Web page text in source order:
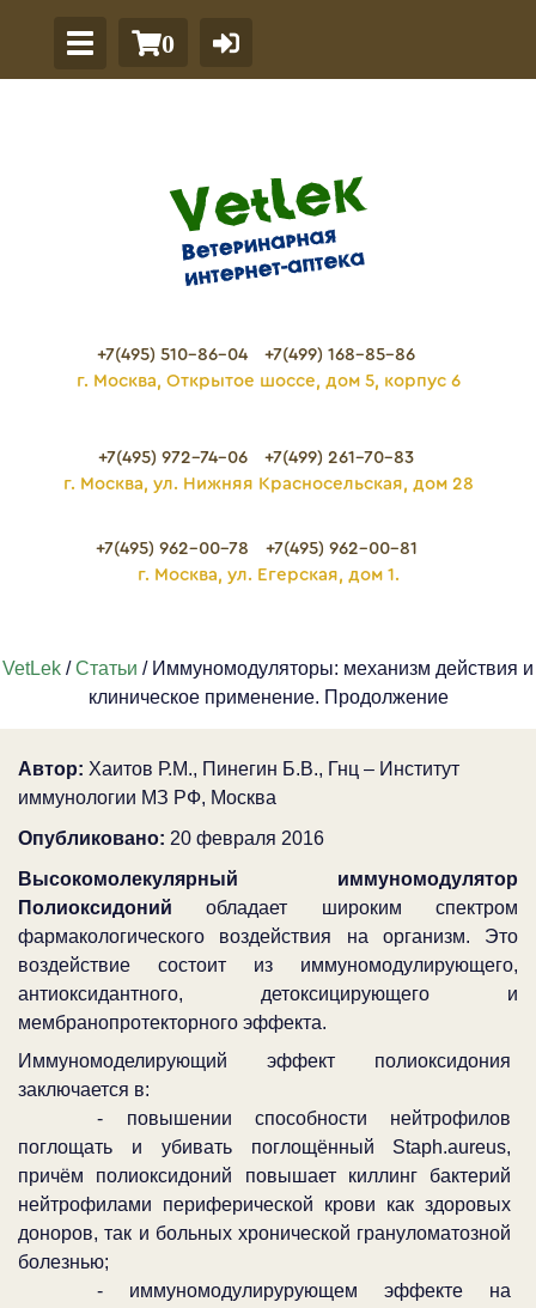
0
+7(495) 510-86-04
+7(499) 168-85-86
г. Москва, Открытое шоссе, дом 5, корпус 6
+7(495) 972-74-06
+7(499) 261-70-83
г. Москва, ул. Нижняя Красносельская, дом 28
+7(495) 962-00-78
+7(495) 962-00-81
г. Москва, ул. Егерская, дом 1.
VetLek /Статьи / Иммуномодуляторы: механизм действия и
клиническое применение. Продолжение
Автор: Хаитов Р.М., Пинегин Б.В., Гнц – Институт
иммунологии МЗ РФ, Москва
Опубликовано: 20 февраля 2016
Высокомолекулярный иммуномодулятор
Полиоксидоний обладает широким спектром
фармакологического воздействия на организм. Это
воздействие состоит из иммуномодулирующего,
антиоксидантного, детоксицирующего и
мембранопротекторного эффекта.
Иммуномоделирующий эффект полиоксидония
заключается в:
- повышении способности нейтрофилов
поглощать и убивать поглощённый Staph.aureus,
причём полиоксидоний повышает киллинг бактерий
нейтрофилами периферической крови как здоровых
доноров, так и больных хронической грануломатозной
болезнью;
- иммуномодулирурующем эффекте на